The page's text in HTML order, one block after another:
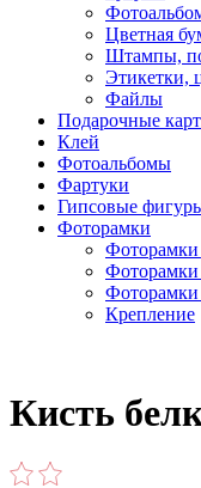
Цветная
Штампы,
Этикетки,
Файлы
Подарочные
Клей
Фотоальбомы
Фартуки
Гипсовые
Фоторамки
Фоторамки
Фоторамки
Крепление
Кисть